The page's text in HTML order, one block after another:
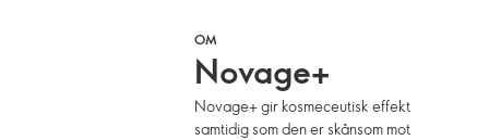
OM
Novage+
Novage+ gir kosmeceutisk effekt
samtidig som den er skånsom mot